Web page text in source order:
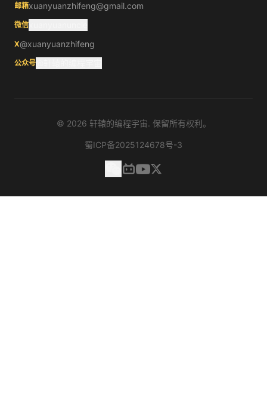
邮箱xuanyuanzhifeng@gmail.com
微信
X@xuanyuanzhifeng
公众号
© 2026 轩辕的编程宇宙. 保留所有权利。
蜀ICP备2025124678号-3